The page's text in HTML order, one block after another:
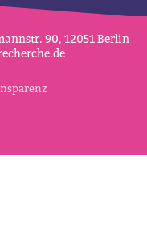
90, 12051 Berlin